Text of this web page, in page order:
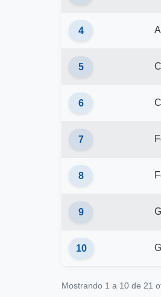
4
5
6
7
8
9
10
Mostrando 1 a 10 de 21